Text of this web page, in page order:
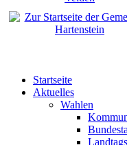
Startseite
Aktuelles
Wahlen